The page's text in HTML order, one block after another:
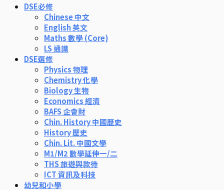
DSE必修
Chinese 中文
English 英文
Maths 數學 (Core)
LS 通識
DSE選修
Physics 物理
Chemistry 化學
Biology 生物
Economics 經濟
BAFS 企會財
Chin. History 中國歷史
History 歷史
Chin. Lit. 中國文學
M1/M2 數學延伸一/二
THS 旅遊與款待
ICT 資訊及科技
幼兒和小學